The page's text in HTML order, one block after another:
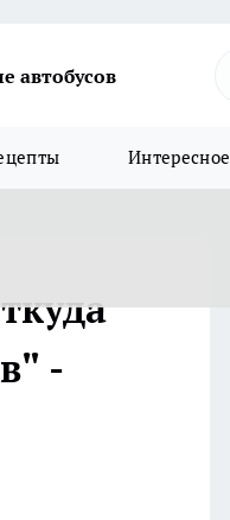
автобусов
Интересное
-